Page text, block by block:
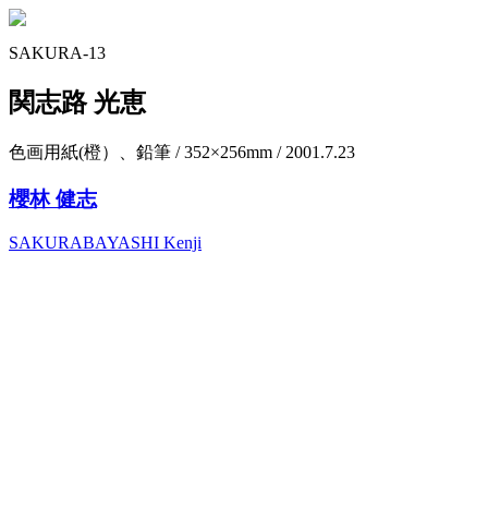
SAKURA-13
関志路 光恵
色画用紙(橙）、鉛筆 / 352×256mm / 2001.7.23
櫻林 健志
SAKURABAYASHI Kenji